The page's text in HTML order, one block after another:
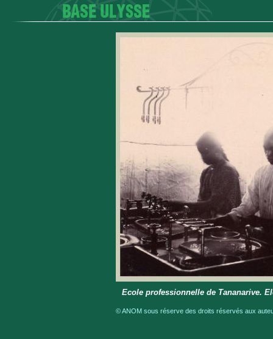
Ecole professionnelle de Tananarive.
© ANOM sous réserve des droits réservés aux